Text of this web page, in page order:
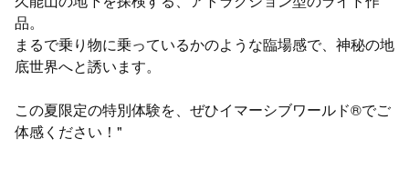
品。
まるで乗り物に乗っているかのような臨場感で、神秘の地
底世界へと誘います。
この夏限定の特別体験を、ぜひイマーシブワールド®でご
体感ください！"